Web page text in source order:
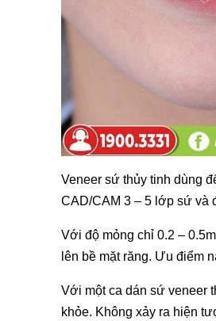
Veneer sứ thủy tinh dùng
CAD/CAM 3 – 5 lớp sứ và
Với độ mỏng chỉ 0.2 –
lên bề mặt răng. Ưu điểm
Với một ca dán sứ veneer
khỏe. Không xảy ra hiện